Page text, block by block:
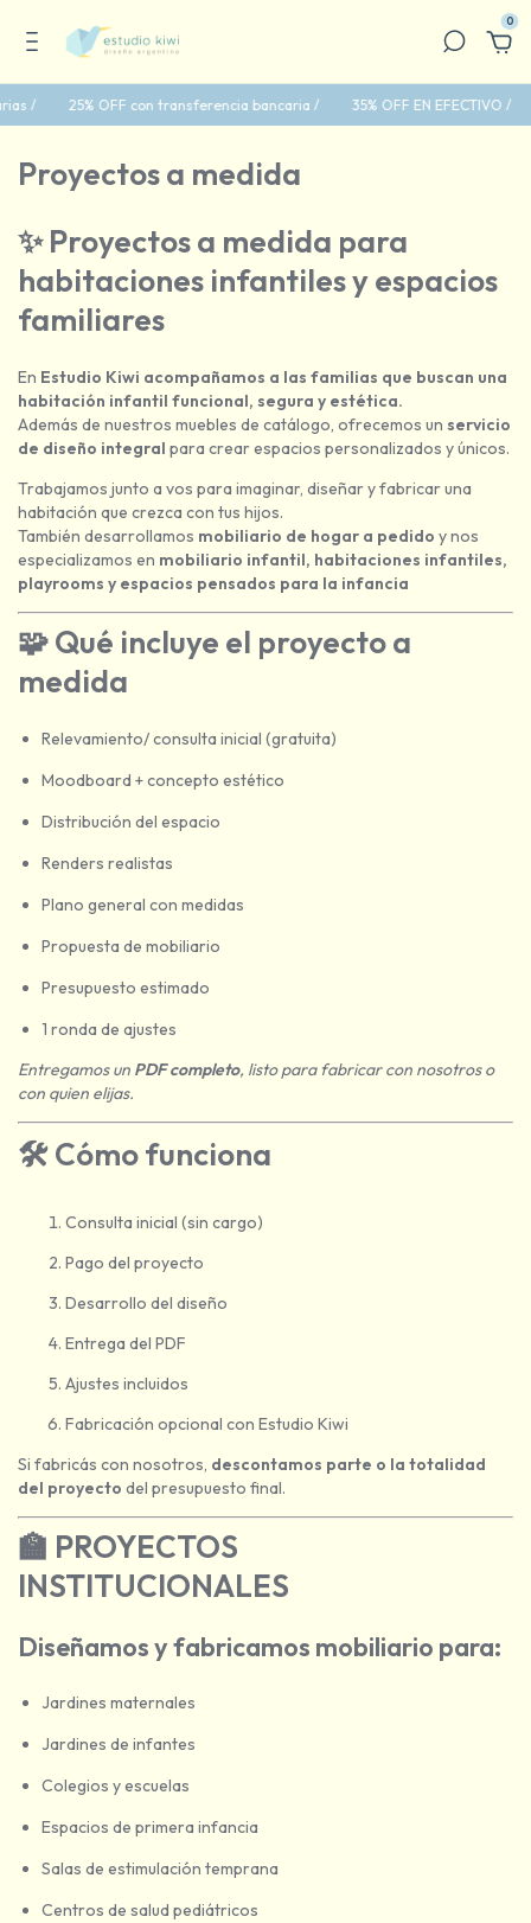
0
25% OFF con transferencia bancaria / 35% OFF EN EFECTIVO / 6
Proyectos a medida
✨Proyectos a medida para
habitaciones infantiles y espacios
familiares
En Estudio Kiwi acompañamos a las familias que buscan una
habitación infantil funcional, segura y estética.
Además de nuestros muebles de catálogo, ofrecemos un servicio
de diseño integral para crear espacios personalizados y únicos.
Trabajamos junto a vos para imaginar, diseñar y fabricar una
habitación que crezca con tus hijos.
También desarrollamos mobiliario de hogar a pedido y nos
especializamos en mobiliario infantil, habitaciones infantiles,
playrooms y espacios pensados para la infancia
🧩Qué incluye el proyecto a
medida
Relevamiento/ consulta inicial (gratuita)
Moodboard + concepto estético
Distribución del espacio
Renders realistas
Plano general con medidas
Propuesta de mobiliario
Presupuesto estimado
1 ronda de ajustes
Entregamos un PDF completo, listo para fabricar con nosotros o
con quien elijas.
🛠️Cómo funciona
Consulta inicial (sin cargo)
Pago del proyecto
Desarrollo del diseño
Entrega del PDF
Ajustes incluidos
Fabricación opcional con Estudio Kiwi
Si fabricás con nosotros, descontamos parte o la totalidad
del proyecto del presupuesto final.
🏫 PROYECTOS
INSTITUCIONALES
Diseñamos y fabricamos mobiliario para:
Jardines maternales
Jardines de infantes
Colegios y escuelas
Espacios de primera infancia
Salas de estimulación temprana
Centros de salud pediátricos